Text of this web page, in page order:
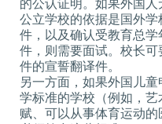
的公认证明。如果外国
公立学校的依据是国外
件，以及确认受教育总
件，则需要面试。校长
件的宣誓翻译件。
另一方面，如果外国儿
学标准的学校（例如，
赋、可以从事体育运动